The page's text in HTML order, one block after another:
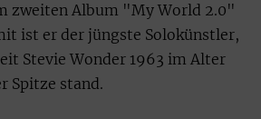
zweiten Album "My World 2.0"
ist er der jüngste Solokünstler,
Stevie Wonder 1963 im Alter
Spitze stand.